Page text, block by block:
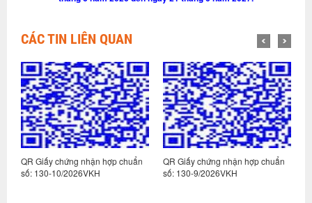
CÁC TIN LIÊN QUAN
QR Giấy chứng nhận hợp chuẩn
số: 130-10/2026VKH
QR Giấy chứng nhận hợp chuẩn
số: 130-9/2026VKH